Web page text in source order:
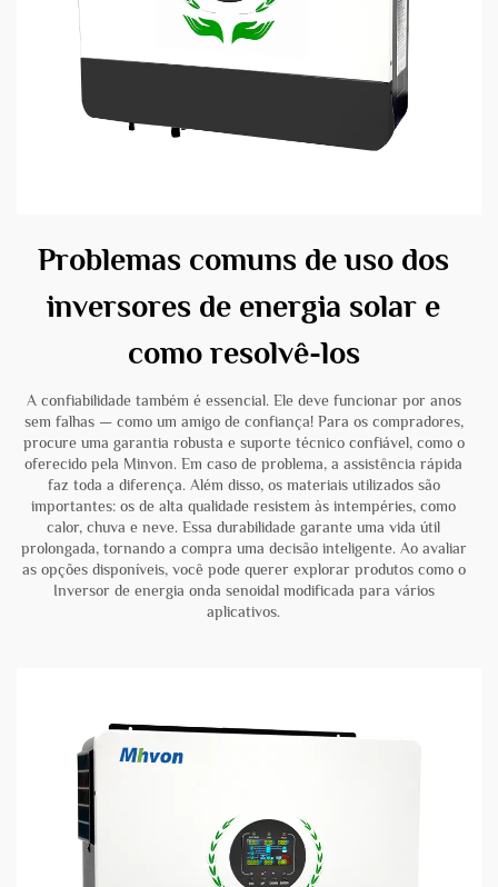
Problemas comuns de uso dos
inversores de energia solar e
como resolvê-los
A confiabilidade também é essencial. Ele deve funcionar por anos
sem falhas — como um amigo de confiança! Para os compradores,
procure uma garantia robusta e suporte técnico confiável, como o
oferecido pela Minvon. Em caso de problema, a assistência rápida
faz toda a diferença. Além disso, os materiais utilizados são
importantes: os de alta qualidade resistem às intempéries, como
calor, chuva e neve. Essa durabilidade garante uma vida útil
prolongada, tornando a compra uma decisão inteligente. Ao avaliar
as opções disponíveis, você pode querer explorar produtos como o
Inversor de energia onda senoidal modificada para vários
aplicativos.